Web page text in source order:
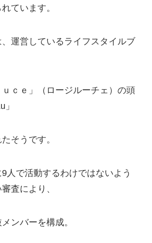
ています。
運営しているライフスタイルブ
ｃｅ」（ロージルーチェ）の頭
そうです。
人で活動するわけではないよう
査により、
ンバーを構成。